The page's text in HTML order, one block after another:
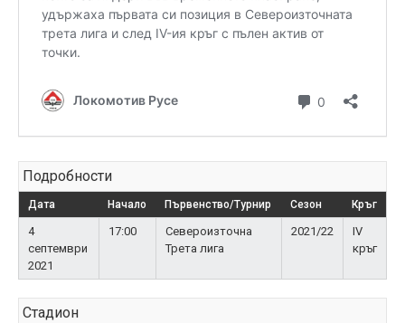
Подробности
Дата Начало Първенство/Турнир Сезон Кръг
4
септември
2021
17:00
Североизточна
Трета лига
2021/22
IV
кръг
Стадион